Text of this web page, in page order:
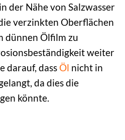
der Nähe von Salzwasser
verzinkten Oberflächen
dünnen Ölfilm zu
weiter
darauf, dass Öl nicht in
da dies die
könnte.